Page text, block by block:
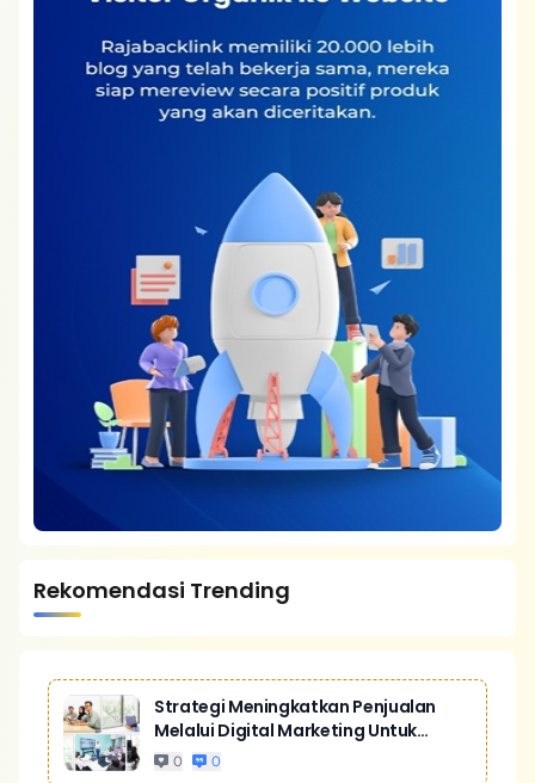
Rekomendasi Trending
Strategi Meningkatkan Penjualan
Melalui Digital Marketing Untuk
Bisnis Yang Lebih Kompetitif
0 0